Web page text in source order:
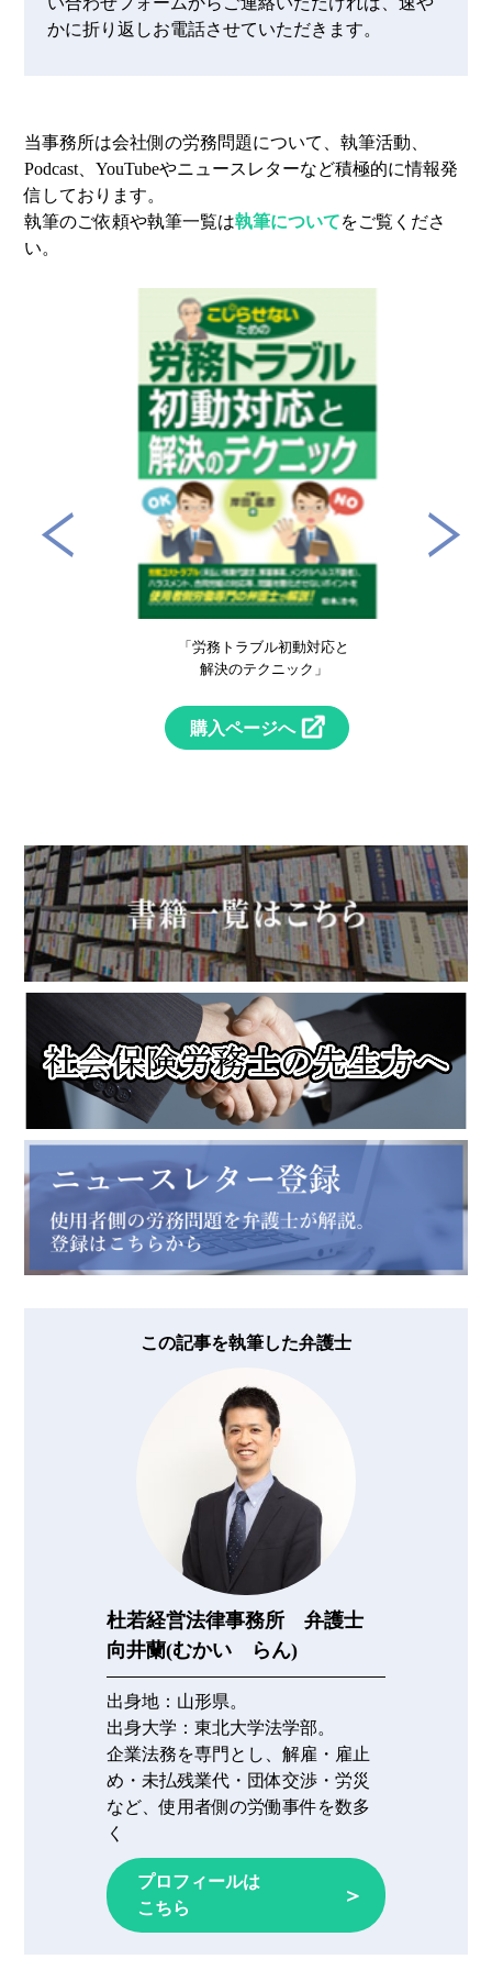
かに折り返しお電話させていただきます。
当事務所は会社側の労務問題について、執筆活動、
Podcast、YouTubeやニュースレターなど積極的に情報発
信しております。
執筆のご依頼や執筆一覧は執筆についてをご覧くださ
い。
「労務トラブル初動対応と
解決のテクニック」
購入ページへ
この記事を執筆した弁護士
杜若経営法律事務所 弁護士
向井蘭(むかい らん)
出身地： 山形県。
出身大学： 東北大学法学部。
企業法務を専門とし、解雇・雇止
め・未払残業代・団体交渉・労災
など、使用者側の労働事件を数多
く
プロフィールは
こちら
＞